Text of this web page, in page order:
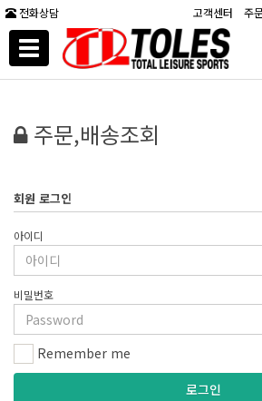
전화상담 주
고객센터
Toggle
navigation
주문,배송조회
회원 로그인
아이디
비밀번호
Remember me
로그인